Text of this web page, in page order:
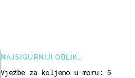
NAJSIGURNIJI OBLIK
REKREACIJE
Vježbe za koljeno u moru: 5